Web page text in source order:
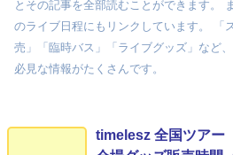
とその記事を全部読むことができます。
のライブ日程にもリンクしています。 「
売」「臨時バス」「ライブグッズ」など
必見な情報がたくさんです。
timelesz 全国ツア